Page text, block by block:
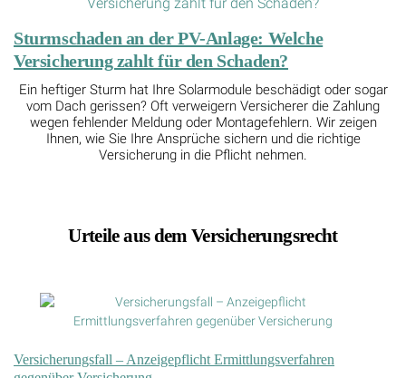
Sturmschaden an der PV-Anlage: Welche
Versicherung zahlt für den Schaden?
Ein heftiger Sturm hat Ihre Solarmodule beschädigt oder sogar
vom Dach gerissen? Oft verweigern Versicherer die Zahlung
wegen fehlender Meldung oder Montagefehlern. Wir zeigen
Ihnen, wie Sie Ihre Ansprüche sichern und die richtige
Versicherung in die Pflicht nehmen.
Urteile aus dem Versicherungsrecht
Versicherungsfall – Anzeigepflicht Ermittlungsverfahren